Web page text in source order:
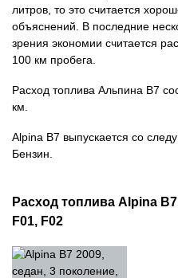
литров, то это считается
объяснений. В последние
зрения экономии считается
100 км пробега.
Расход топлива Альпина В7
км.
Alpina B7 выпускается со
Бензин.
Расход топлива Alpina
F01, F02